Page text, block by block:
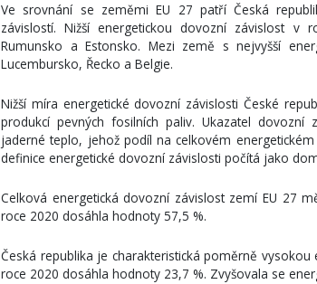
Ve srovnání se zeměmi EU 27 patří Česká
závislostí. Nižší energetickou dovozní závislost v
Rumunsko a Estonsko. Mezi země s nejvyšší
Lucembursko, Řecko a Belgie.
Nižší míra energetické dovozní závislosti České
produkcí pevných fosilních paliv. Ukazatel
jaderné teplo, jehož podíl na celkovém
definice energetické dovozní závislosti počítá jako
Celková energetická dovozní závislost zemí EU 27
roce 2020 dosáhla hodnoty 57,5 %.
Česká republika je charakteristická poměrně
roce 2020 dosáhla hodnoty 23,7 %. Zvyšovala se